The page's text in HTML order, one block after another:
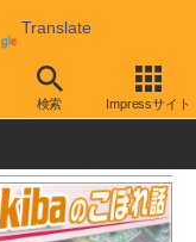
Translate
検索 Impressサイト